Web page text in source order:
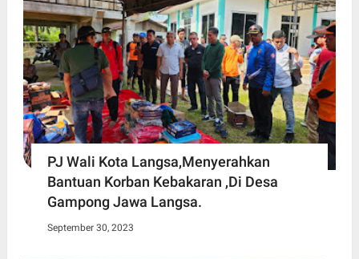
PJ Wali Kota Langsa,Menyerahkan
Bantuan Korban Kebakaran ,Di Desa
Gampong Jawa Langsa.
September 30, 2023